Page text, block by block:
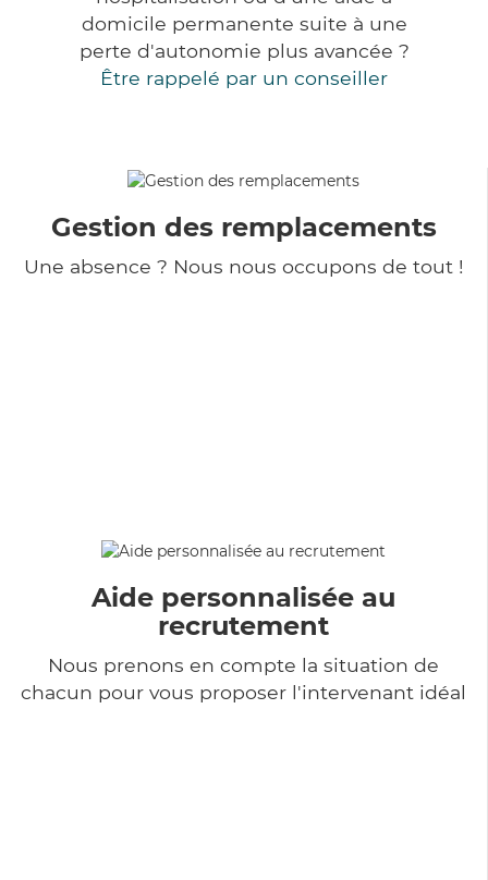
domicile permanente suite à une
perte d'autonomie plus avancée ?
Être rappelé par un conseiller
Gestion des remplacements
Une absence ? Nous nous occupons de tout !
Aide personnalisée au
recrutement
Nous prenons en compte la situation de
chacun pour vous proposer l'intervenant idéal